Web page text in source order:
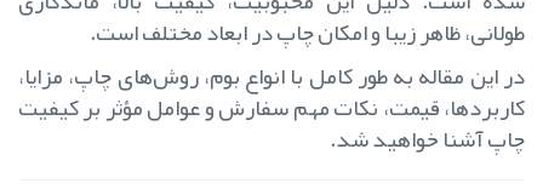
طولانی، ظاهر زیبا و امکان چاپ در ابعاد مختلف است.
در این مقاله به طور کامل با انواع بوم، روش‌های چاپ، مزایا،
کاربردها، قیمت، نکات مهم سفارش و عوامل مؤثر بر کیفیت
چاپ آشنا خواهید شد.